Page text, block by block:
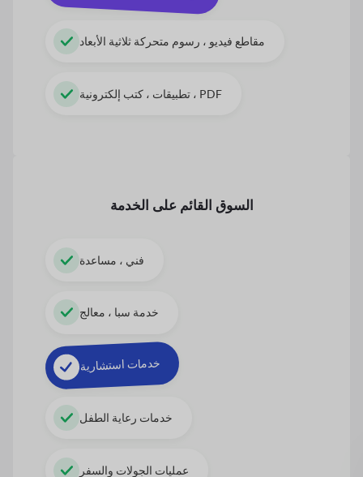
مقاطع فيديو ، رسوم متحركة ثلاثية الأبعاد
تطبيقات ، كتب إلكترونية ، PDF
السوق القائم على الخدمة
فني ، مساعدة
خدمة سبا ، معالج
خدمات استشارية
خدمات رعاية الطفل
عمليات الجولات والسفر